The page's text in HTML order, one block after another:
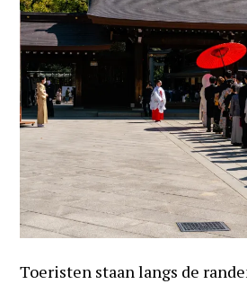
Toeristen staan langs de